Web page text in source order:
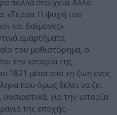
πολλά στοιχεία. Άλλα
«Σέρρα. Η ψυχή του
και δαίμονες»
αμαρτήματα
του μυθιστόρημα, ο
την ιστορία της
1821 μέσα από τη ζωή ενός
που όμως θέλει να ζει
για την ιστορία
της εποχής.